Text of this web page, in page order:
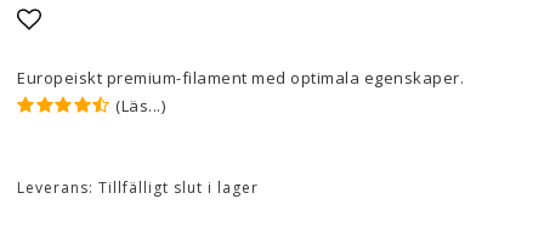
Europeiskt premium-filament med optimala egenskaper.
(Läs...)
Leverans: Tillfälligt slut i lager